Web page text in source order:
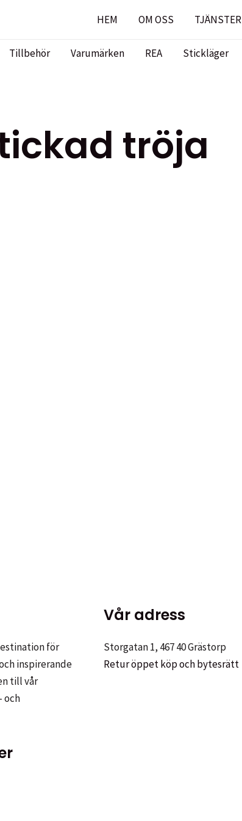
HEM OM OSS TJÄNSTER
Tillbehör Varumärken REA Stickläger
tröja
för
inspirerande
till vår
och
Vår adress
Storgatan 1, 467 40 Grästorp
Retur öppet köp och bytesrätt